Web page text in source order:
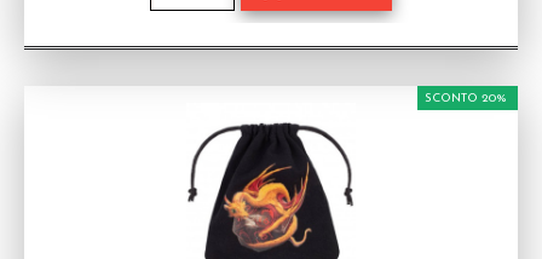
SCONTO 20%